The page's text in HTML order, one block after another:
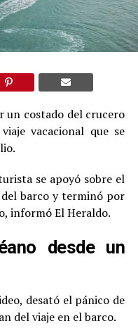
un costado del crucero
vacacional que se
se apoyó sobre el
barco y terminó por
informó El Heraldo.
desde un
desató el pánico de
del viaje en el barco.